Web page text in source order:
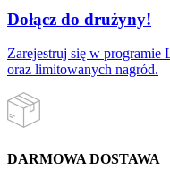
Dołącz do drużyny!
Zarejestruj się w programie
oraz limitowanych nagród.
DARMOWA DOSTAWA